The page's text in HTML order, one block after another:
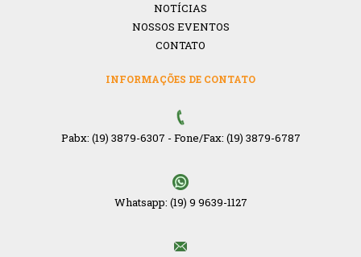
NOTÍCIAS
NOSSOS EVENTOS
CONTATO
INFORMAÇÕES DE CONTATO
Pabx: (19) 3879-6307 - Fone/Fax: (19) 3879-6787
Whatsapp: (19) 9 9639-1127